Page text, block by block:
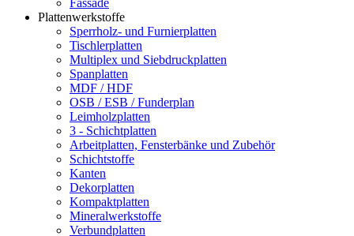
Fassade
Plattenwerkstoffe
Sperrholz- und Furnierplatten
Tischlerplatten
Multiplex und Siebdruckplatten
Spanplatten
MDF / HDF
OSB / ESB / Funderplan
Leimholzplatten
3 - Schichtplatten
Arbeitplatten, Fensterbänke und Zubehör
Schichtstoffe
Kanten
Dekorplatten
Kompaktplatten
Mineralwerkstoffe
Verbundplatten